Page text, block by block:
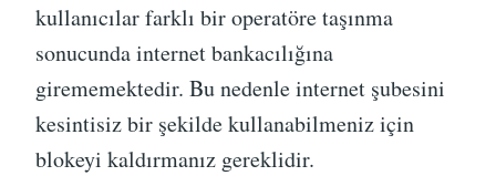
kullanıcılar farklı bir operatöre taşınma
sonucunda internet bankacılığına
girememektedir. Bu nedenle internet şubesini
kesintisiz bir şekilde kullanabilmeniz için
blokeyi kaldırmanız gereklidir.